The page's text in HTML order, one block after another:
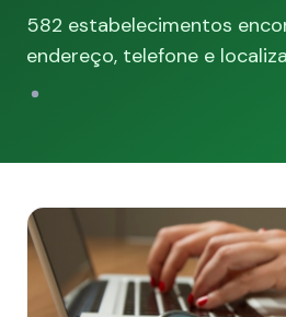
582 estabelecimentos
endereço, telefone e